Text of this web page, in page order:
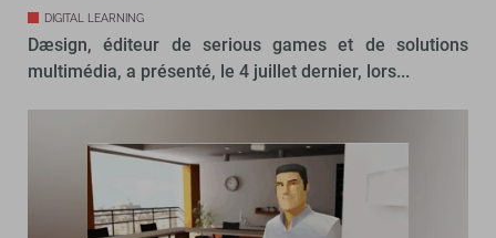
DIGITAL LEARNING
Dæsign, éditeur de serious games et de solutions
multimédia, a présenté, le 4 juillet dernier, lors...